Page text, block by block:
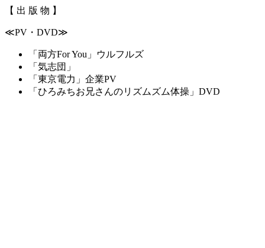
【 出 版 物 】
≪PV・DVD≫
「両方For You」ウルフルズ
「気志団」
「東京電力」企業PV
「ひろみちお兄さんのリズムズム体操」DVD